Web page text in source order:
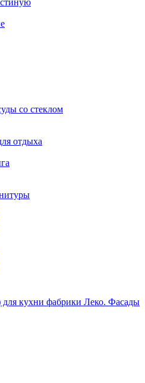
со стеклом
отдыха
кухни фабрики Леко. Фасады